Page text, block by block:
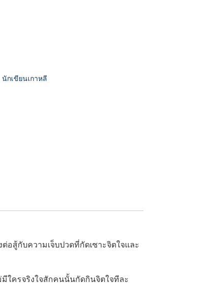
นักเขียนเกาหลี
สู้กับความเจ็บปวดที่กัดเซาะจิตใจและ
ใครจริงใจสักคนนั้นกัดกินจิตใจทีละ